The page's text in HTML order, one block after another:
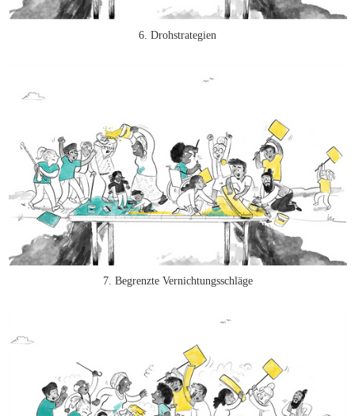
6. Drohstrategien
7. Begrenzte Vernichtungsschläge